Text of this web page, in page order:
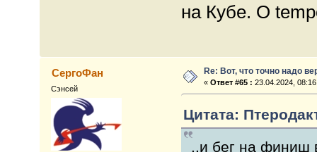
на Кубе. O
СергоФан
Сэнсей
Re: Вот, что точно надо
«Ответ #65 : 23.04.2024,
Цитата:
..и бег на финиш